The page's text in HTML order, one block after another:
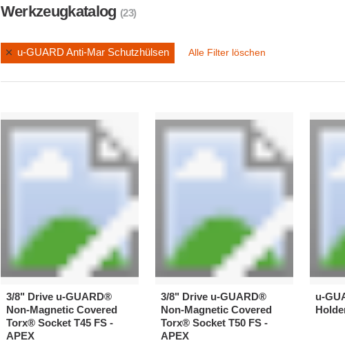
Werkzeugkatalog (23)
u-GUARD Anti-Mar Schutzhülsen Alle Filter löschen
3/8" Drive u-GUARD®
Non-Magnetic Covered
Torx® Socket T45 FS -
APEX
3/8" Drive u-GUARD®
Non-Magnetic Covered
Torx® Socket T50 FS -
APEX
u-